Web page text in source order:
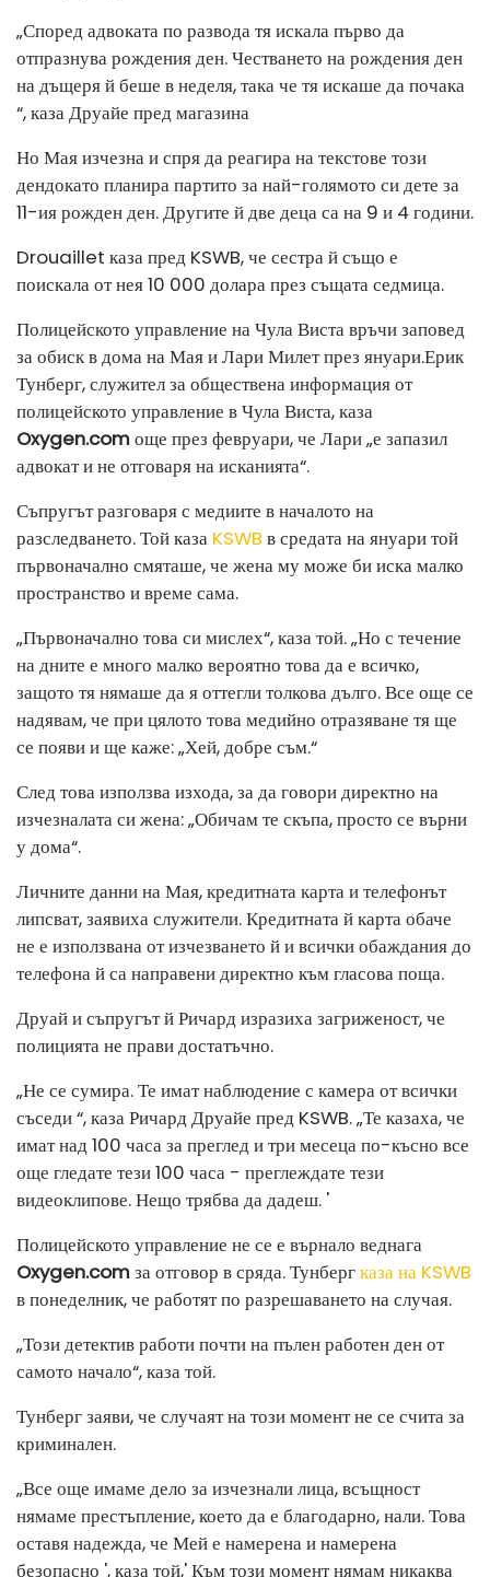
„Според адвоката по развода тя искала първо да
отпразнува рождения ден. Честването на рождения ден
на дъщеря й беше в неделя, така че тя искаше да почака
“, каза Друайе пред магазина
Но Мая изчезна и спря да реагира на текстове този
дендокато планира партито за най-голямото си дете за
11-ия рожден ден. Другите й две деца са на 9 и 4 години.
Drouaillet каза пред KSWB, че сестра й също е
поискала от нея 10 000 долара през същата седмица.
Полицейското управление на Чула Виста връчи заповед
за обиск в дома на Мая и Лари Милет през януари.Ерик
Тунберг, служител за обществена информация от
полицейското управление в Чула Виста, каза
Oxygen.comоще през февруари, че Лари „е запазил
адвокат и не отговаря на исканията“.
Съпругът разговаря с медиите в началото на
разследването. Той каза KSWB в средата на януари той
първоначално смяташе, че жена му може би иска малко
пространство и време сама.
„Първоначално това си мислех“, каза той. „Но с течение
на дните е много малко вероятно това да е всичко,
защото тя нямаше да я оттегли толкова дълго. Все още се
надявам, че при цялото това медийно отразяване тя ще
се появи и ще каже: „Хей, добре съм.“
След това използва изхода, за да говори директно на
изчезналата си жена: „Обичам те скъпа, просто се върни
у дома“.
Личните данни на Мая, кредитната карта и телефонът
липсват, заявиха служители. Кредитната й карта обаче
не е използвана от изчезването й и всички обаждания до
телефона й са направени директно към гласова поща.
Друай и съпругът й Ричард изразиха загриженост, че
полицията не прави достатъчно.
„Не се сумира. Те имат наблюдение с камера от всички
съседи “, каза Ричард Друайе пред KSWB. „Те казаха, че
имат над 100 часа за преглед и три месеца по-късно все
още гледате тези 100 часа - преглеждате тези
видеоклипове. Нещо трябва да дадеш. '
Полицейското управление не се е върнало веднага
Oxygen.comза отговор в сряда. Тунбергказа на KSWB
в понеделник, че работят по разрешаването на случая.
„Този ​​детектив работи почти на пълен работен ден от
самото начало“, каза той.
Тунберг заяви, че случаят на този момент не се счита за
криминален.
„Все още имаме дело за изчезнали лица, всъщност
нямаме престъпление, което да е благодарно, нали. Това
оставя надежда, че Мей е намерена и намерена
безопасно ', каза той,' Към този момент нямам никаква